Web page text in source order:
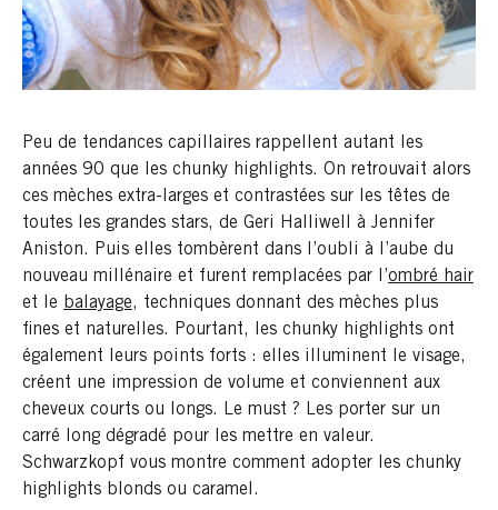
Peu de tendances capillaires rappellent autant les
années 90 que les chunky highlights. On retrouvait alors
ces mèches extra-larges et contrastées sur les têtes de
toutes les grandes stars, de Geri Halliwell à Jennifer
Aniston. Puis elles tombèrent dans l’oubli à l’aube du
nouveau millénaire et furent remplacées par l’ombré hair
et le balayage, techniques donnant des mèches plus
fines et naturelles. Pourtant, les chunky highlights ont
également leurs points forts : elles illuminent le visage,
créent une impression de volume et conviennent aux
cheveux courts ou longs. Le must ? Les porter sur un
carré long dégradé pour les mettre en valeur.
Schwarzkopf vous montre comment adopter les chunky
highlights blonds ou caramel.